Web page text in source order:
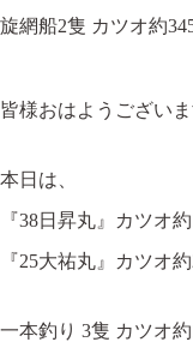
旋網船2隻 カツオ約
皆様おはようござい
本日は、
『38日昇丸』カツオ
『25大祐丸』カツオ
一本釣り 3隻 カツオ